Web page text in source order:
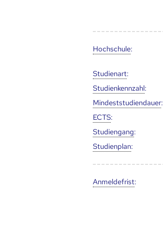
Hoch­schule:
Studienart:
Studien­kenn­zahl:
Mindest­studien­dauer:
ECTS:
Studien­gang:
Studien­plan:
Anmelde­frist: